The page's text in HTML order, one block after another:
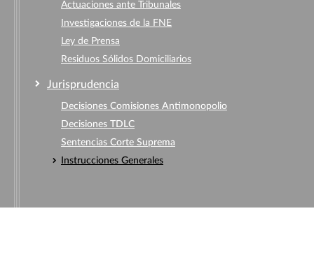
Actuaciones ante Tribunales
Investigaciones de la FNE
Ley de Prensa
Residuos Sólidos Domiciliarios
Jurisprudencia
Decisiones Comisiones Antimonopolio
Decisiones TDLC
Sentencias Corte Suprema
Instrucciones Generales